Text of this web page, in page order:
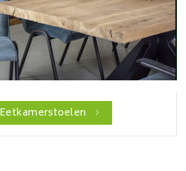
Eetkamerstoelen